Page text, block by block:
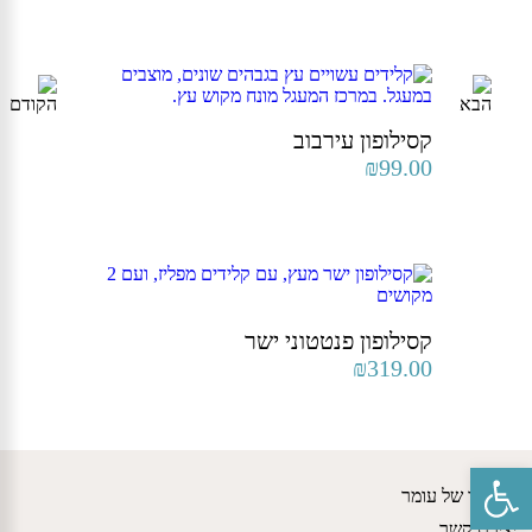
קסילופון עירבוב
₪99.00
קסילופון פנטטוני ישר
₪319.00
הסיפור של עומר
פתח סרגל נגישות